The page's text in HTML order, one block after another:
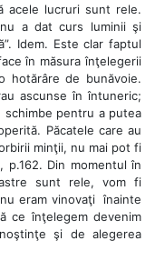
acele lucruri sunt rele.
a dat curs luminii şi
Idem. Este clar faptul
în măsura înţelegerii
hotărâre de bunăvoie.
ascunse în întuneric;
schimbe pentru a putea
Păcatele care au
minţii, nu mai pot fi
, p.162. Din momentul în
sunt rele, vom fi
eram vinovaţi înainte
ce înţelegem devenim
şi de alegerea